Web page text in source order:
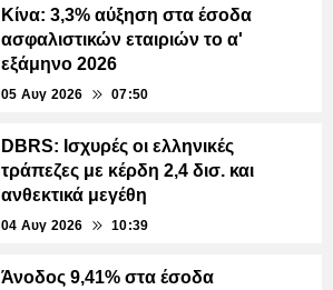
Κίνα: 3,3% αύξηση στα έσοδα
ασφαλιστικών εταιριών το α'
εξάμηνο 2026
05 Αυγ 2026 07:50
DBRS: Ισχυρές οι ελληνικές
τράπεζες με κέρδη 2,4 δισ. και
ανθεκτικά μεγέθη
04 Αυγ 2026 10:39
Άνοδος 9,41% στα έσοδα